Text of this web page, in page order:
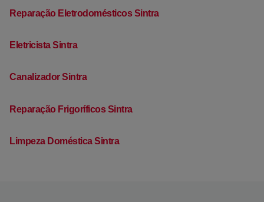
Reparação Eletrodomésticos Sintra
Eletricista Sintra
Canalizador Sintra
Reparação Frigoríficos Sintra
Limpeza Doméstica Sintra